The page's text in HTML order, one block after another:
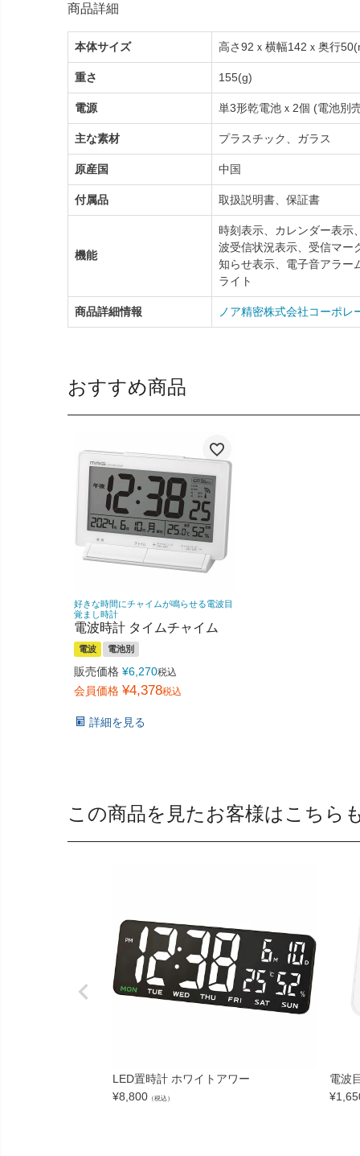
商品詳細
本体サイズ 高さ92ｘ横幅142ｘ奥行
重さ 155(g)
電源 単3形乾電池ｘ2個 (電池別
主な素材 プラスチック、ガラス
原産国 中国
付属品 取扱説明書、保証書
機能
時刻表示、カレンダー表示
波受信状況表示、受信マー
知らせ表示、電子音アラー
ライト
商品詳細情報 ノア精密株式会社コーポレ
おすすめ商品
好きな時間にチャイムが鳴らせる電波目
覚まし時計
電波時計 タイムチャイム
電波 電池別
販売価格 ¥6,270税込
会員価格 ¥4,378税込
詳細を見る
この商品を見たお客様はこちら
LED置時計 ホワイトアワー
¥8,800 （税込）
電波
¥